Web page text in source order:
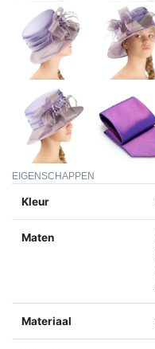
EIGENSCHAPPEN
Kleur
Maten
Materiaal